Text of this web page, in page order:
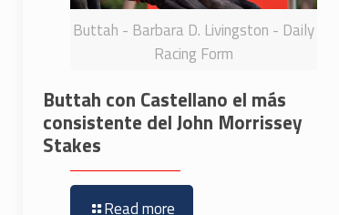
Buttah - Barbara D. Livingston - Daily
Racing Form
Buttah con Castellano el más
consistente del John Morrissey
Stakes
Read more